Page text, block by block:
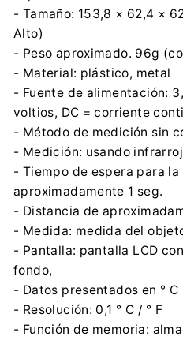
- Tamaño: 153,8 × 62,4 ×
Alto)
- Peso aproximado. 96g
- Material: plástico, metal
- Fuente de alimentación:
voltios, DC = corriente
- Método de medición sin
- Medición: usando
- Tiempo de espera para la
aproximadamente 1 seg.
- Distancia de
- Medida: medida del
- Pantalla: pantalla LCD
fondo,
- Datos presentados en °
- Resolución: 0,1 ° C / ° F
- Función de memoria: